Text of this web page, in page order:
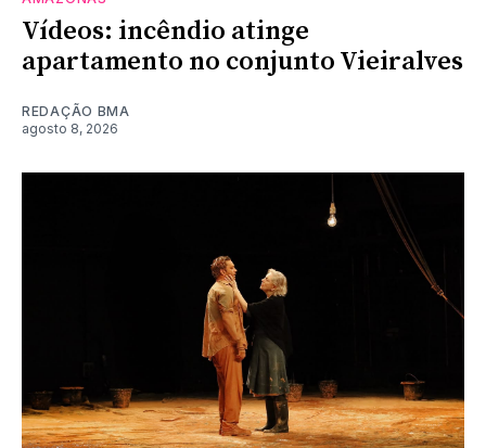
Vídeos: incêndio atinge
apartamento no conjunto Vieiralves
REDAÇÃO BMA
agosto 8, 2026